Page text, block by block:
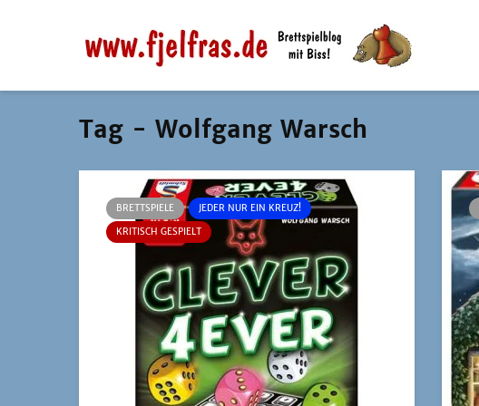
Tag - Wolfgang Warsch
BRETTSPIELE
JEDER NUR EIN KREUZ!
KRITISCH GESPIELT